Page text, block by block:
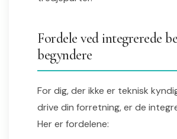
Fordele ved integrerede
begyndere
For dig, der ikke er teknisk
drive din forretning, er de
Her er fordelene: